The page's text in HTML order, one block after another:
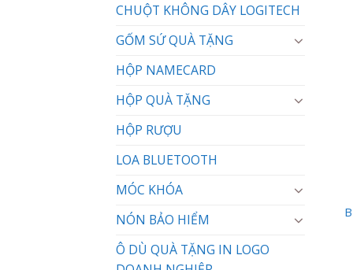
CHUỘT KHÔNG DÂY LOGITECH
GỐM SỨ QUÀ TẶNG
HỘP NAMECARD
HỘP QUÀ TẶNG
HỘP RƯỢU
LOA BLUETOOTH
MÓC KHÓA
NÓN BẢO HIỂM
Ô DÙ QUÀ TẶNG IN LOGO